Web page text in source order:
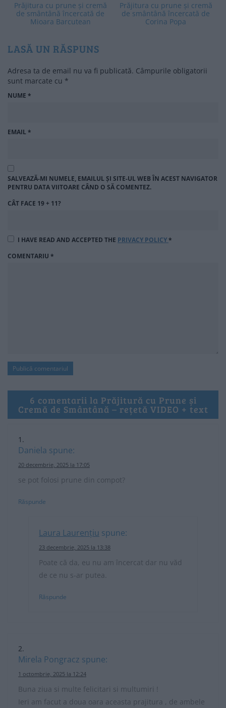
Prăjitura cu prune și cremă
de smântână încercată de
Mioara Barcutean
Prăjitura cu prune și cremă
de smântână încercată de
Corina Popa
LASĂ UN RĂSPUNS
Adresa ta de email nu va fi publicată. Câmpurile obligatorii
sunt marcate cu *
NUME *
EMAIL*
SALVEAZĂ-MI NUMELE, EMAILUL ȘI SITE-UL WEB ÎN ACEST NAVIGATOR
PENTRU DATA VIITOARE CÂND O SĂ COMENTEZ.
CÂT FACE 19 + 11?
I HAVE READ AND ACCEPTED THE PRIVACY POLICY*
COMENTARIU *
6 comentarii la Prăjitură cu Prune și
Cremă de Smântână – rețetă VIDEO + text
Daniela spune:
20 decembrie, 2025 la 17:05
se pot folosi prune din compot?
Răspunde
Laura Laurențiu spune:
23 decembrie, 2025 la 13:38
Poate că da, eu nu am încercat dar nu văd
de ce nu s-ar putea.
Răspunde
Mirela Pongracz spune:
1 octombrie, 2025 la 12:24
Buna ziua si multe felicitari si multumiri !
Ieri am facut a doua oara aceasta prajitura , de ambele